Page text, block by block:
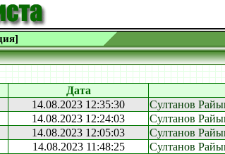
Дата
14.08.2023 12:35:30 Султанов
14.08.2023 12:24:03 Султанов
14.08.2023 12:05:03 Султанов
14.08.2023 11:48:25 Султанов